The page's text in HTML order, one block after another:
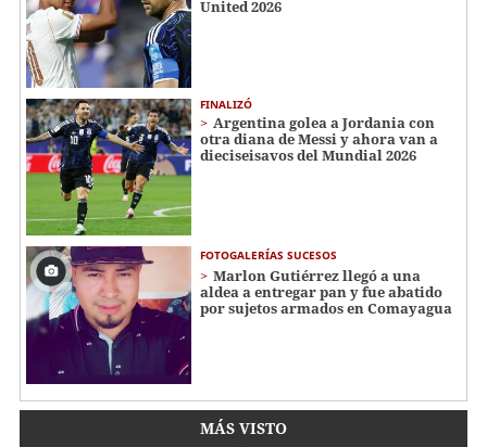
United 2026
FINALIZÓ
Argentina golea a Jordania con
otra diana de Messi y ahora van a
dieciseisavos del Mundial 2026
FOTOGALERÍAS SUCESOS
Marlon Gutiérrez llegó a una
aldea a entregar pan y fue abatido
por sujetos armados en Comayagua
MÁS VISTO